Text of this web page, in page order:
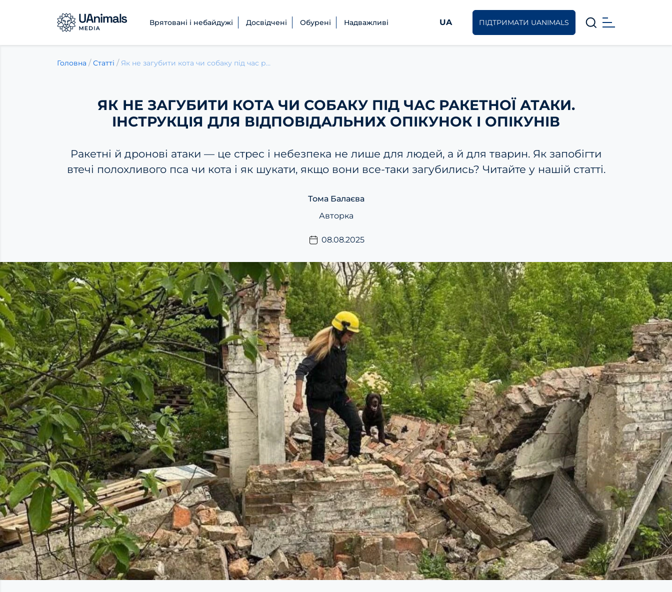
Врятовані і небайдужі Досвідчені Обурені Надважливі UA ПІДТРИМАТИ UANIMALS
Головна /Статті / Як не загубити кота чи собаку під час ракетної атаки. Інструкція для відповідальних опікунок і опікунів
ЯК НЕ ЗАГУБИТИ КОТА ЧИ СОБАКУ ПІД ЧАС РАКЕТНОЇ АТАКИ.
ІНСТРУКЦІЯ ДЛЯ ВІДПОВІДАЛЬНИХ ОПІКУНОК І ОПІКУНІВ
Ракетні й дронові атаки — це стрес і небезпека не лише для людей, а й для тварин. Як запобігти
втечі полохливого пса чи кота і як шукати, якщо вони все-таки загубились? Читайте у нашій статті.
Тома Балаєва
Авторка
08.08.2025